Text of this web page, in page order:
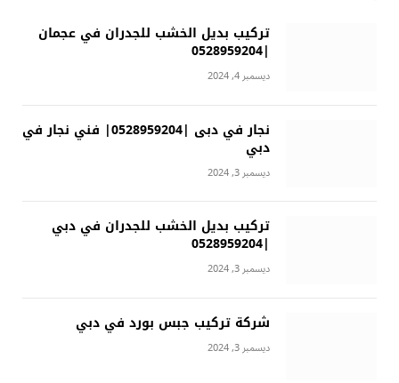
تركيب بديل الخشب للجدران في عجمان
|0528959204
ديسمبر 4, 2024
نجار في دبى |0528959204| فني نجار في
دبي
ديسمبر 3, 2024
تركيب بديل الخشب للجدران في دبي
|0528959204
ديسمبر 3, 2024
شركة تركيب جبس بورد في دبي
ديسمبر 3, 2024